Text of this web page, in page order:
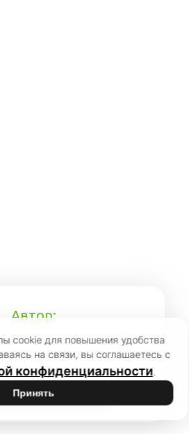
Автор:
Хромцов
cookie для повышения удобства
на связи, вы соглашаетесь с
конфиденциальности.
Принять